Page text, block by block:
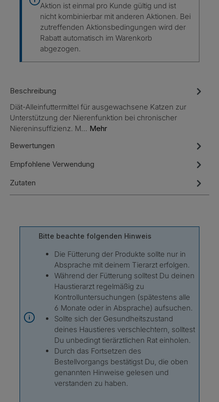
Aktion ist einmal pro Kunde gültig und ist
nicht kombinierbar mit anderen Aktionen. Bei
zutreffenden Aktionsbedingungen wird der
Rabatt automatisch im Warenkorb
abgezogen.
Beschreibung
Diät-Alleinfuttermittel für ausgewachsene Katzen zur
Unterstützung der Nierenfunktion bei chronischer
Niereninsuffizienz. M… Mehr
Bewertungen
Empfohlene Verwendung
Zutaten
Bitte beachte folgenden Hinweis
Die Fütterung der Produkte sollte nur in
Absprache mit deinem Tierarzt erfolgen.
Während der Fütterung solltest Du deinen
Haustierarzt regelmäßig zu
Kontrolluntersuchungen (spätestens alle
6 Monate oder in Absprache) aufsuchen.
Sollte sich der Gesundheitszustand
deines Haustieres verschlechtern, solltest
Du unbedingt tierärztlichen Rat einholen.
Durch das Fortsetzen des
Bestellvorgangs bestätigst Du, die oben
genannten Hinweise gelesen und
verstanden zu haben.